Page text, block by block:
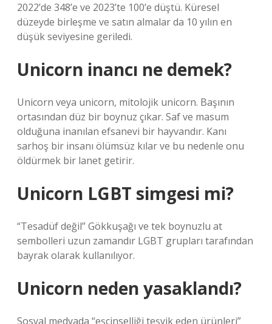
2022’de 348’e ve 2023’te 100’e düştü. Küresel
düzeyde birleşme ve satın almalar da 10 yılın en
düşük seviyesine geriledi.
Unicorn inancı ne demek?
Unicorn veya unicorn, mitolojik unicorn. Başının
ortasından düz bir boynuz çıkar. Saf ve masum
olduğuna inanılan efsanevi bir hayvandır. Kanı
sarhoş bir insanı ölümsüz kılar ve bu nedenle onu
öldürmek bir lanet getirir.
Unicorn LGBT simgesi mi?
“Tesadüf değil” Gökkuşağı ve tek boynuzlu at
sembolleri uzun zamandır LGBT grupları tarafından
bayrak olarak kullanılıyor.
Unicorn neden yasaklandı?
Sosyal medyada “eşcinselliği teşvik eden ürünleri”